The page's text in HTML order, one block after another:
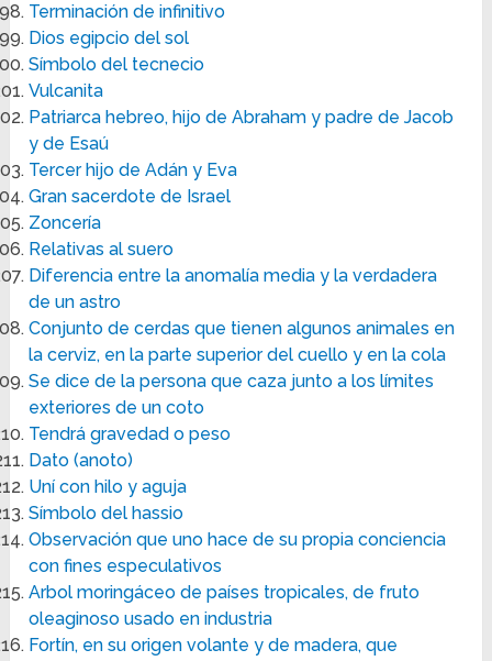
Terminación de infinitivo
Dios egipcio del sol
Símbolo del tecnecio
Vulcanita
Patriarca hebreo, hijo de Abraham y padre de Jacob
y de Esaú
Tercer hijo de Adán y Eva
Gran sacerdote de Israel
Zoncería
Relativas al suero
Diferencia entre la anomalía media y la verdadera
de un astro
Conjunto de cerdas que tienen algunos animales en
la cerviz, en la parte superior del cuello y en la cola
Se dice de la persona que caza junto a los límites
exteriores de un coto
Tendrá gravedad o peso
Dato (anoto)
Uní con hilo y aguja
Símbolo del hassio
Observación que uno hace de su propia conciencia
con fines especulativos
Arbol moringáceo de países tropicales, de fruto
oleaginoso usado en industria
Fortín, en su origen volante y de madera, que